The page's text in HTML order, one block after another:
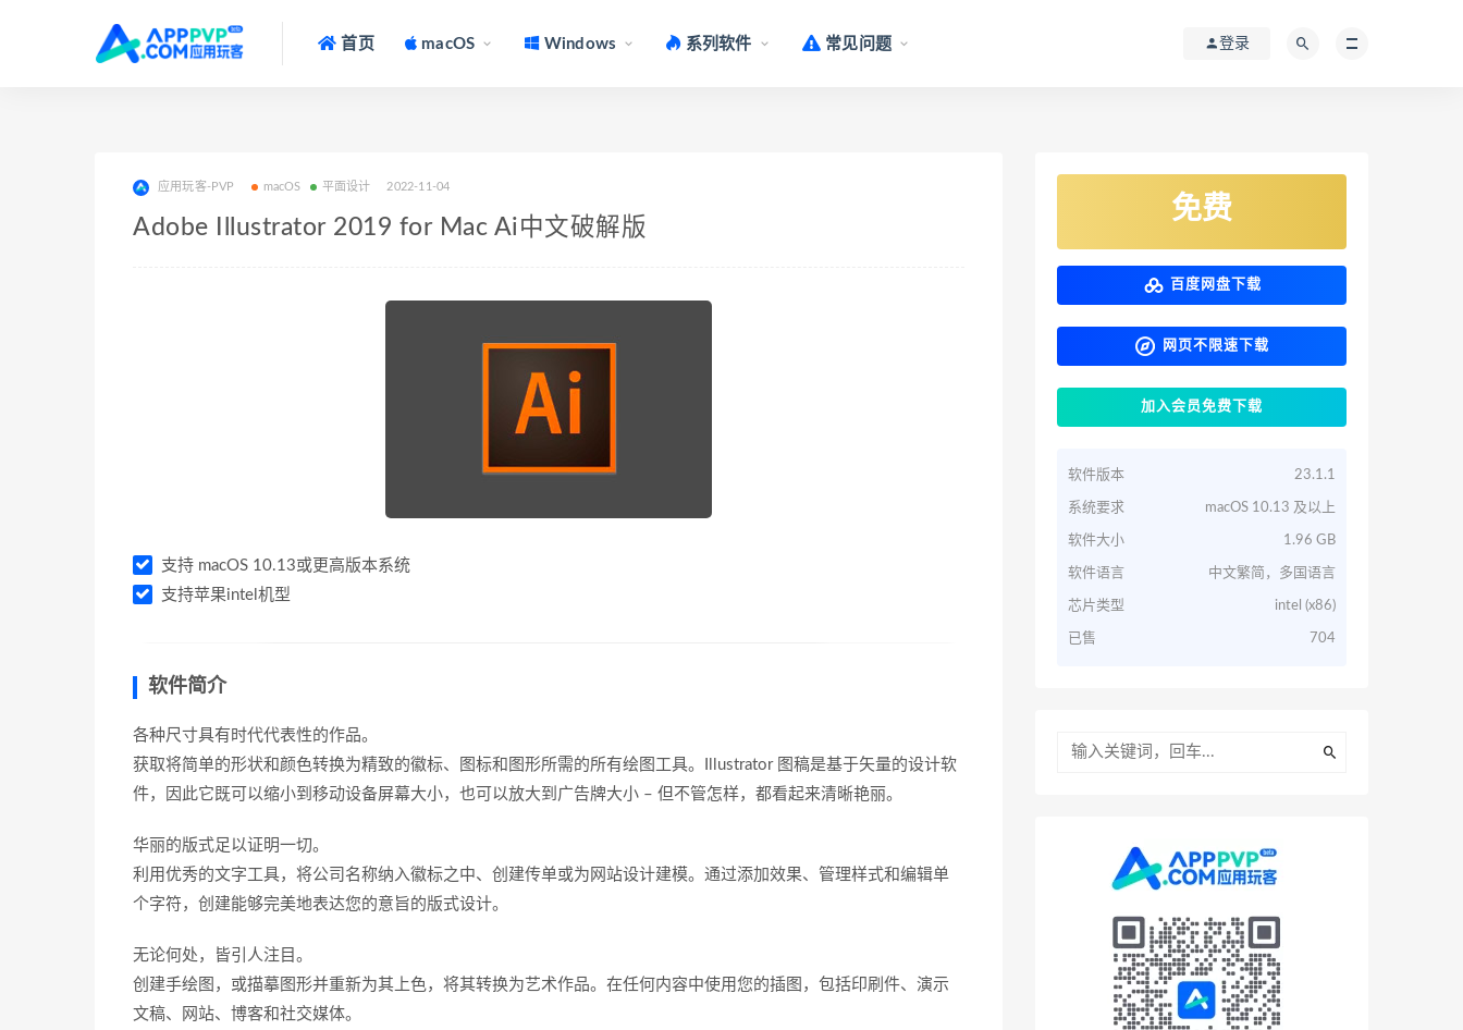
首页 macOS Windows 系列软件 常见问题 登录
应用玩客-PVP macOS 平面设计 2022-11-04
Adobe Illustrator 2019 for Mac Ai中文破解版
支持 macOS 10.13或更高版本系统
支持苹果intel机型
软件简介
各种尺寸具有时代代表性的作品。
获取将简单的形状和颜色转换为精致的徽标、图标和图形所需的所有绘图工具。Illustrator 图稿是基于矢量的设计软
件，因此它既可以缩小到移动设备屏幕大小，也可以放大到广告牌大小 – 但不管怎样，都看起来清晰艳丽。
华丽的版式足以证明一切。
利用优秀的文字工具，将公司名称纳入徽标之中、创建传单或为网站设计建模。通过添加效果、管理样式和编辑单
个字符，创建能够完美地表达您的意旨的版式设计。
无论何处，皆引人注目。
创建手绘图，或描摹图形并重新为其上色，将其转换为艺术作品。在任何内容中使用您的插图，包括印刷件、演示
文稿、网站、博客和社交媒体。
免费
百度网盘下载
网页不限速下载
加入会员免费下载
软件版本 23.1.1
系统要求 macOS 10.13 及以上
软件大小 1.96 GB
软件语言 中文繁简，多国语言
芯片类型 intel (x86)
已售 704